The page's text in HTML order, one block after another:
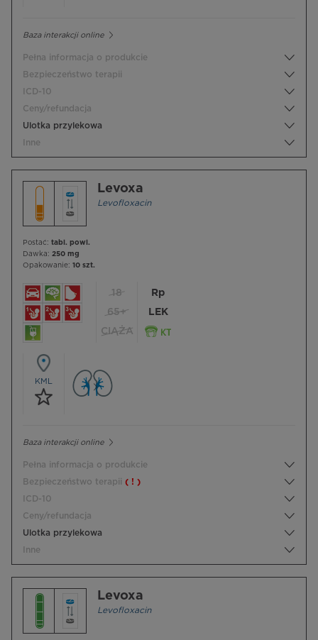
Baza interakcji online
Pełna informacja o produkcie
Bezpieczeństwo terapii
ICD-10
Ceny/refundacja
Ulotka przylekowa
Inne
Levoxa
Levofloxacin
Postać: tabl. powl.
Dawka: 250 mg
Opakowanie: 10 szt.
18
65+
CIĄŻA
Rp
LEK
KML
Baza interakcji online
Pełna informacja o produkcie
Bezpieczeństwo terapii ( ! )
ICD-10
Ceny/refundacja
Ulotka przylekowa
Inne
Levoxa
Levofloxacin